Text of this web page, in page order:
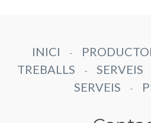
INICI -
TREBALLS
- SERVEIS
SERVEIS
-